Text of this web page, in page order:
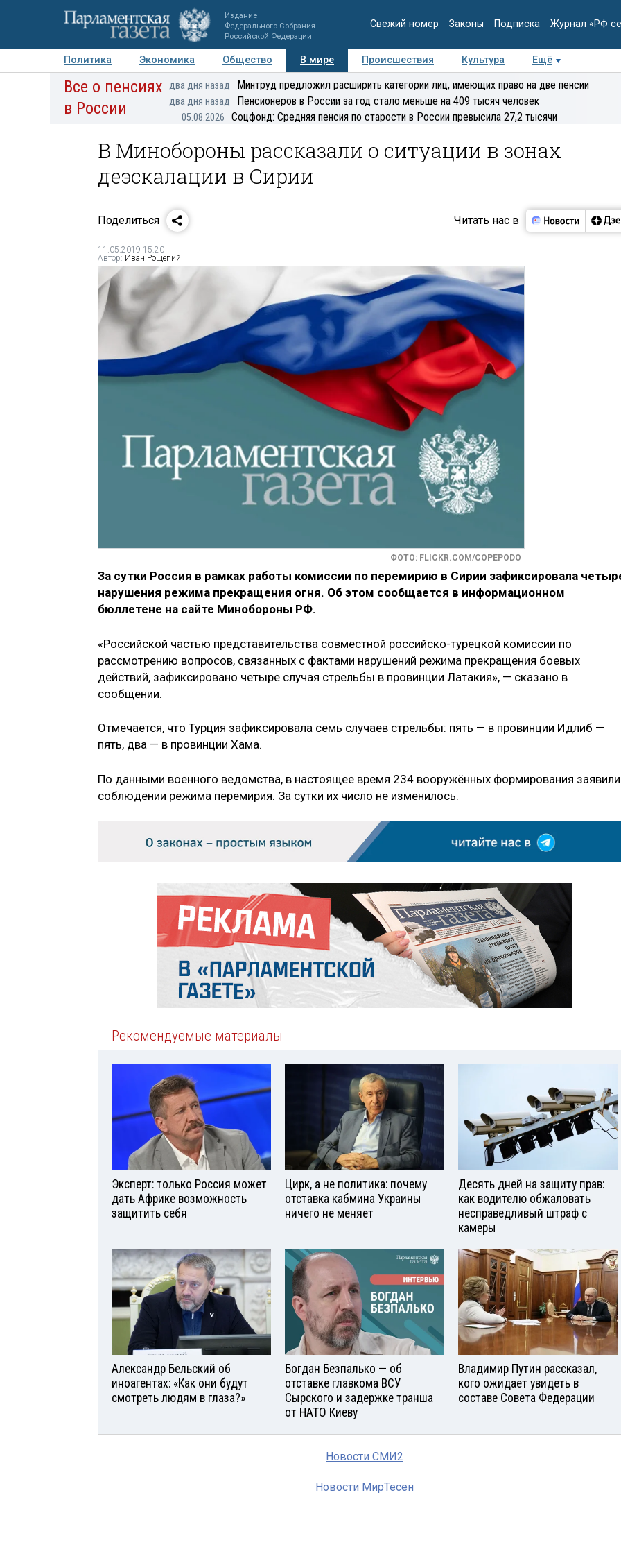
Издание
Федерального Собрания
Российской Федерации
Свежий номер Законы Подписка Журнал «РФ
Политика Экономика Общество В мире Происшествия Культура
Ещё
Авторы Персоны Мнения Регионы Медиацентр Интервью Колумнисты
Все о пенсиях
в России
два дня назад Минтруд предложил расширить категории лиц, имеющих право на две пенсии
два дня назад Пенсионеров в России за год стало меньше на 409 тысяч человек
05.08.2026 Соцфонд: Средняя пенсия по старости в России превысила 27,2 тысячи
В Минобороны рассказали о ситуации в зонах
деэскалации в Сирии
Поделиться Читать нас в
11.05.2019 15:20
Автор: Иван Рощепий
ФОТО: FLICKR.COM/COPEPODO
За сутки Россия в рамках работы комиссии по перемирию в Сирии зафиксировала
нарушения режима прекращения огня. Об этом сообщается в информационном
бюллетене на сайте Минобороны РФ.
«Российской частью представительства совместной российско-турецкой комиссии по
рассмотрению вопросов, связанных с фактами нарушений режима прекращения боевых
действий, зафиксировано четыре случая стрельбы в провинции Латакия», — сказано в
сообщении.
Отмечается, что Турция зафиксировала семь случаев стрельбы: пять — в провинции Идлиб —
пять, два — в провинции Хама.
По данными военного ведомства, в настоящее время 234 вооружённых формирования
соблюдении режима перемирия. За сутки их число не изменилось.
Рекомендуемые материалы
Эксперт: только Россия может
дать Африке возможность
защитить себя
Цирк, а не политика: почему
отставка кабмина Украины
ничего не меняет
Десять дней на защиту прав:
как водителю обжаловать
несправедливый штраф с
камеры
Александр Бельский об
иноагентах: «Как они будут
смотреть людям в глаза?»
Богдан Безпалько — об
отставке главкома ВСУ
Сырского и задержке транша
от НАТО Киеву
Владимир Путин рассказал,
кого ожидает увидеть в
составе Совета Федерации
Новости СМИ2
Новости МирТесен